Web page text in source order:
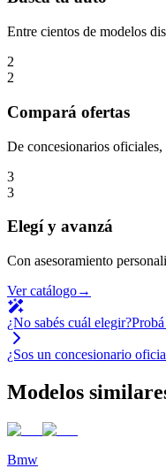
Entre cientos de modelos
2
2
Compará ofertas
De concesionarios oficiales,
3
3
Elegí y avanzá
Con asesoramiento
Ver catálogo→
¿No sabés cuál elegir?
¿Sos un concesionario
Modelos
Bmw